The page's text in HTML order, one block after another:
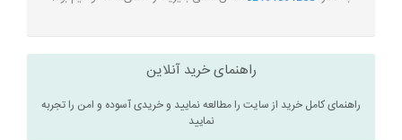
راهنمای خرید آنلاین
راهنمای کامل خرید از سایت را مطالعه نمایید و خریدی آسوده و امن را تجربه
نمایید